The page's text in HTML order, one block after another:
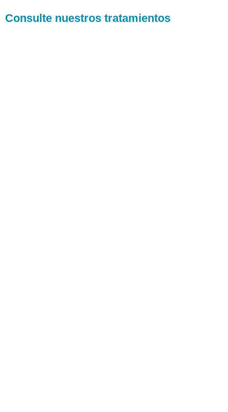
Consulte nuestros tratamientos